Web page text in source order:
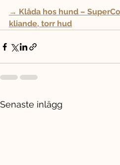
→ Klåda hos hund –
kliande, torr hud
Senaste inlägg